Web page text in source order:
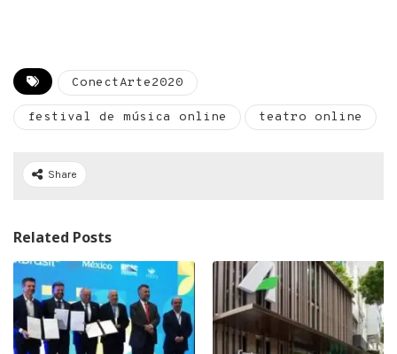
ConectArte2020
festival de música online teatro online
Share
Related Posts